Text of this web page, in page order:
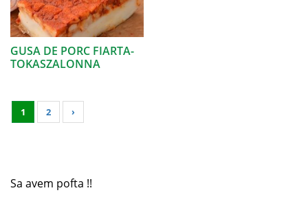
GUSA DE PORC FIARTA-
TOKASZALONNA
1 2 ›
Sa avem pofta !!